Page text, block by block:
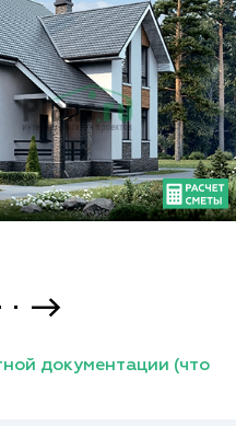
документации (что